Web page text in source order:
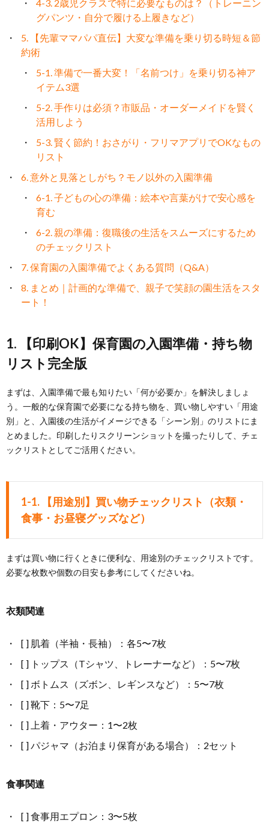
4-3. 2歳児クラスで特に必要なものは？（トレーニン
グパンツ・自分で履ける上履きなど）
5. 【先輩ママパパ直伝】大変な準備を乗り切る時短＆節
約術
5-1. 準備で一番大変！「名前つけ」を乗り切る神ア
イテム3選
5-2. 手作りは必須？市販品・オーダーメイドを賢く
活用しよう
5-3. 賢く節約！おさがり・フリマアプリでOKなもの
リスト
6. 意外と見落としがち？モノ以外の入園準備
6-1. 子どもの心の準備：絵本や言葉がけで安心感を
育む
6-2. 親の準備：復職後の生活をスムーズにするため
のチェックリスト
7. 保育園の入園準備でよくある質問（Q&A）
8. まとめ｜計画的な準備で、親子で笑顔の園生活をスタ
ート！
1. 【印刷OK】保育園の入園準備・持ち物
リスト完全版
まずは、入園準備で最も知りたい「何が必要か」を解決しましょ
う。一般的な保育園で必要になる持ち物を、買い物しやすい「用途
別」と、入園後の生活がイメージできる「シーン別」のリストにま
とめました。印刷したりスクリーンショットを撮ったりして、チェ
ックリストとしてご活用ください。
1-1. 【用途別】買い物チェックリスト（衣類・
食事・お昼寝グッズなど）
まずは買い物に行くときに便利な、用途別のチェックリストです。
必要な枚数や個数の目安も参考にしてくださいね。
衣類関連
[ ] 肌着（半袖・長袖）：各5〜7枚
[ ] トップス（Tシャツ、トレーナーなど）：5〜7枚
[ ] ボトムス（ズボン、レギンスなど）：5〜7枚
[ ] 靴下：5〜7足
[ ] 上着・アウター：1〜2枚
[ ] パジャマ（お泊まり保育がある場合）：2セット
食事関連
[ ] 食事用エプロン：3〜5枚